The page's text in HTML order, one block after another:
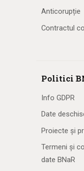
Anticorupție
Contractul
Politici
Info GDPR
Date
Proiecte și
Termeni și
date BNaR